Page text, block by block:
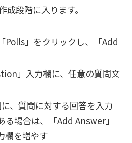
成段階に入ります。
Polls」をクリックし、「Add
」入力欄に、任意の質問文
、質問に対する回答を入力
場合は、「Add Answer」
欄を増やす